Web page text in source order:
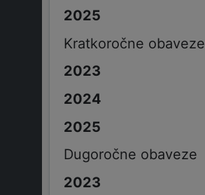
Kratkoročne obaveze
Dugoročne obaveze